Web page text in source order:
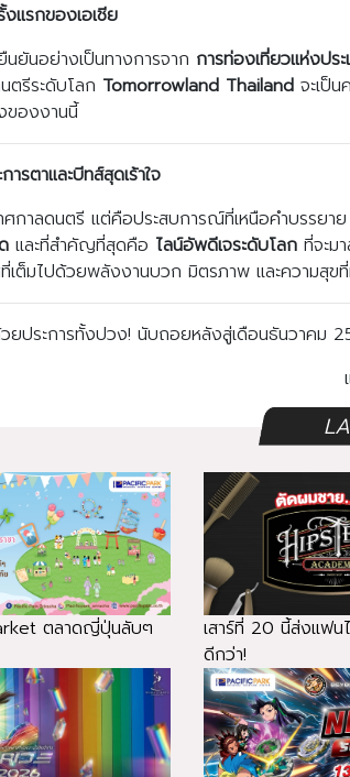
แรกของเอเชีย
ยันอย่างเป็นทางการจาก การท่องเที่ยวแห่งปร
ตรีระดับโลก Tomorrowland Thailand จะเป็
ของงานนี้
รตาและบีทส์สุดเร้าใจ
ศกาลดนตรี แต่คือประสบการณ์ที่เหนือคำบรรยา
และที่สำคัญที่สุดคือ ไลน์อัพดีเจระดับโลก ที่จะม
ต็มไปด้วยพลังงานบวก มิตรภาพ และความสุข
ประการทั้งปวง! นับถอยหลังสู่เดือนธันวาคม
ตลาดญี่ปุ่นลับๆ
เสาร์ที่ 20 นี้ส่งแฟน
ดีกว่า!